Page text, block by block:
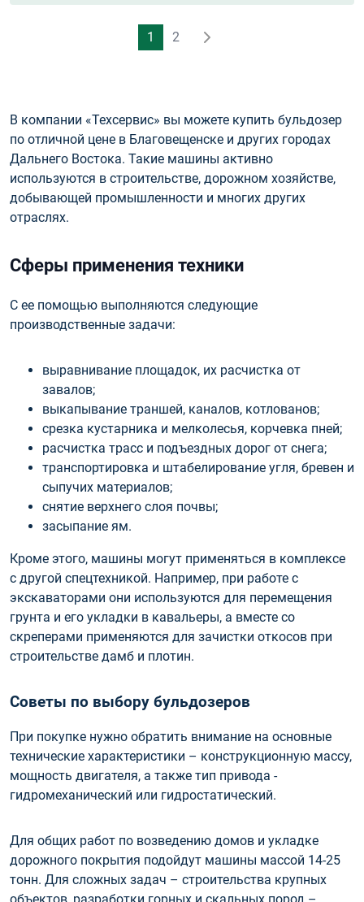
1 2
В компании «Техсервис» вы можете купить бульдозер
по отличной цене в Благовещенске и других городах
Дальнего Востока. Такие машины активно
используются в строительстве, дорожном хозяйстве,
добывающей промышленности и многих других
отраслях.
Сферы применения техники
С ее помощью выполняются следующие
производственные задачи:
выравнивание площадок, их расчистка от
завалов;
выкапывание траншей, каналов, котлованов;
срезка кустарника и мелколесья, корчевка пней;
расчистка трасс и подъездных дорог от снега;
транспортировка и штабелирование угля, бревен и
сыпучих материалов;
снятие верхнего слоя почвы;
засыпание ям.
Кроме этого, машины могут применяться в комплексе
с другой спецтехникой. Например, при работе с
экскаваторами они используются для перемещения
грунта и его укладки в кавальеры, а вместе со
скреперами применяются для зачистки откосов при
строительстве дамб и плотин.
Советы по выбору бульдозеров
При покупке нужно обратить внимание на основные
технические характеристики – конструкционную массу,
мощность двигателя, а также тип привода -
гидромеханический или гидростатический.
Для общих работ по возведению домов и укладке
дорожного покрытия подойдут машины массой 14-25
тонн. Для сложных задач – строительства крупных